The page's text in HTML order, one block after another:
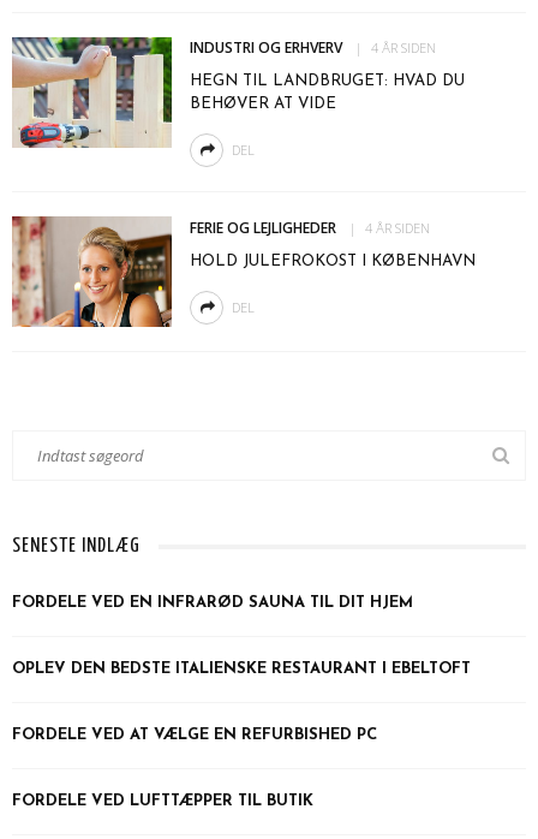
INDUSTRI OG ERHVERV 4 ÅR SIDEN
HEGN TIL LANDBRUGET: HVAD DU
BEHØVER AT VIDE
DEL
FERIE OG LEJLIGHEDER 4 ÅR SIDEN
HOLD JULEFROKOST I KØBENHAVN
DEL
SENESTE INDLÆG
FORDELE VED EN INFRARØD SAUNA TIL DIT HJEM
OPLEV DEN BEDSTE ITALIENSKE RESTAURANT I EBELTOFT
FORDELE VED AT VÆLGE EN REFURBISHED PC
FORDELE VED LUFTTÆPPER TIL BUTIK